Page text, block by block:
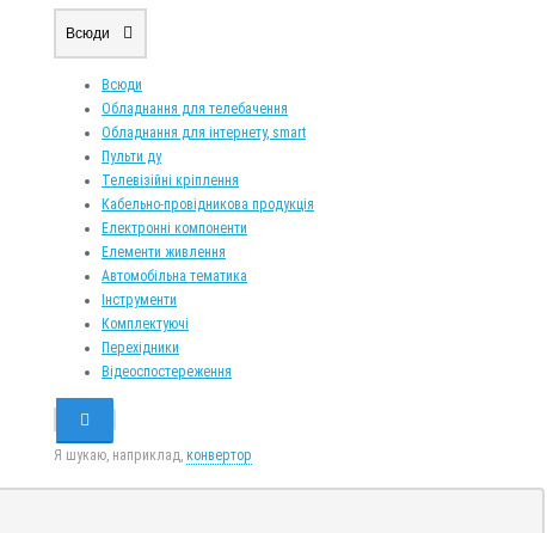
Всюди
Всюди
Обладнання для телебачення
Обладнання для інтернету, smart
Пульти ду
Телевізійні кріплення
Кабельно-провідникова продукція
Електронні компоненти
Елементи живлення
Автомобільна тематика
Інструменти
Комплектуючі
Перехідники
Відеоспостереження
Я шукаю, наприклад, конвертор